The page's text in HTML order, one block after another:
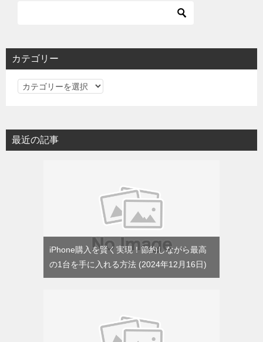
カテゴリー
カ
リ
ー
最近の記事
iPhone購入を賢く実現！節約しながら最高
の1台を手に入れる方法
2024年12月16日